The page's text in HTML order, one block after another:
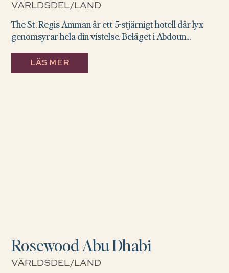
VÄRLDSDEL/LAND
The St. Regis Amman är ett 5-stjärnigt hotell där lyx
genomsyrar hela din vistelse. Beläget i Abdoun...
LÄS MER
Rosewood Abu Dhabi
VÄRLDSDEL/LAND